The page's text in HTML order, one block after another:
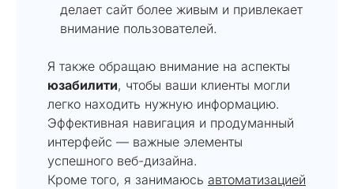
делает сайт более живым и привлекает
внимание пользователей.
Я также обращаю внимание на аспекты
юзабилити, чтобы ваши клиенты могли
легко находить нужную информацию.
Эффективная навигация и продуманный
интерфейс — важные элементы
успешного веб-дизайна.
Кроме того, я занимаюсь автоматизацией